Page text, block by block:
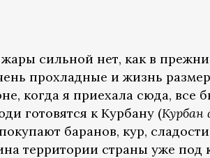
сильной нет, как в
прохладные и жизнь
когда я приехала сюда, все
готовятся к Курбану (Курбан
баранов, кур,
территории страны уже под